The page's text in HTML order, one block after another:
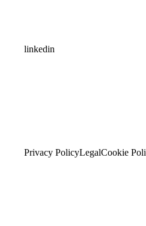
linkedin
Privacy PolicyLegalCookie